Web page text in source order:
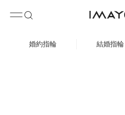
婚約指輪 結婚指輪